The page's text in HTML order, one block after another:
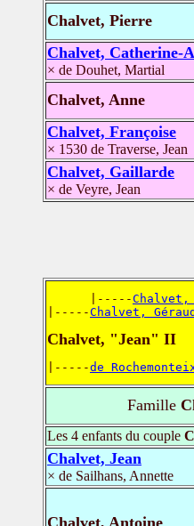
Chalvet, Pierre
Chalvet, Catherine-
× de Douhet, Martial
Chalvet, Anne
Chalvet, Françoise
× 1530 de Traverse, Jean
Chalvet, Gaillarde
× de Veyre, Jean
      |-----
Chalvet,
|-----Chalvet, Géraud
Chalvet, "Jean" II
|-----de
Famille
Les 4 enfants du couple
Chalvet, Jean
× de Sailhans, Annette
Chalvet, Antoine